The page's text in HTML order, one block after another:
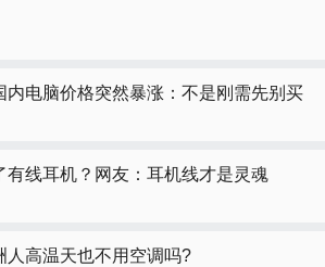
内电脑价格突然暴涨：不是刚需先别买
有线耳机？网友：耳机线才是灵魂
人高温天也不用空调吗?